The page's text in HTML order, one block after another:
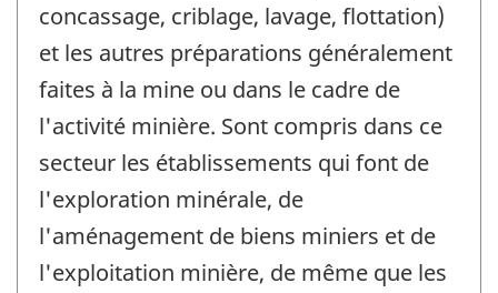
concassage, criblage, lavage, flottation)
et les autres préparations généralement
faites à la mine ou dans le cadre de
l'activité minière. Sont compris dans ce
secteur les établissements qui font de
l'exploration minérale, de
l'aménagement de biens miniers et de
l'exploitation minière, de même que les